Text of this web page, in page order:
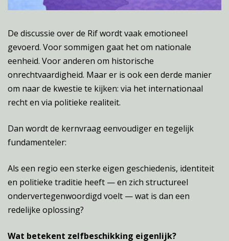
De discussie over de Rif wordt vaak emotioneel
gevoerd. Voor sommigen gaat het om nationale
eenheid. Voor anderen om historische
onrechtvaardigheid. Maar er is ook een derde manier
om naar de kwestie te kijken: via het internationaal
recht en via politieke realiteit.
Dan wordt de kernvraag eenvoudiger en tegelijk
fundamenteler:
Als een regio een sterke eigen geschiedenis, identiteit
en politieke traditie heeft — en zich structureel
ondervertegenwoordigd voelt — wat is dan een
redelijke oplossing?
Wat betekent zelfbeschikking eigenlijk?